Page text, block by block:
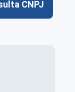
CNPJ